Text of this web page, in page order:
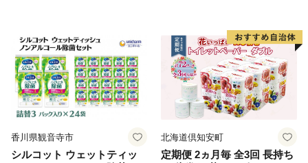
泡石鹸 石鹸 兵庫 兵庫県 小野
香川県観音寺市
シルコット ウェットティッ
北海道倶知安町
定期便 2ヵ月毎 全3回 長持ち